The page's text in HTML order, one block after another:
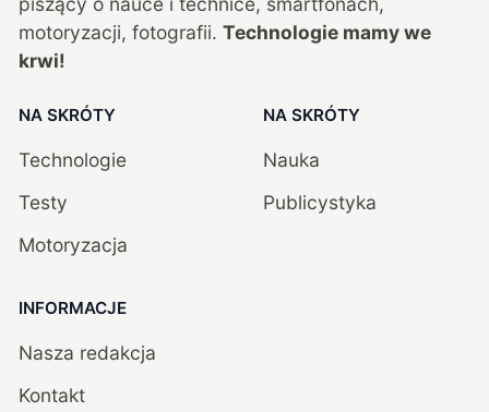
motoryzacji, fotografii. Technologie mamy we
krwi!
NA SKRÓTY
Technologie
Testy
Motoryzacja
NA SKRÓTY
Nauka
Publicystyka
INFORMACJE
Nasza redakcja
Kontakt